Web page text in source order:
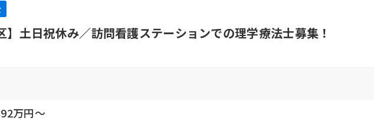
】土日祝休み／訪問看護ステーションでの理学療法士募集！
万円〜